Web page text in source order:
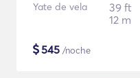
Yate de vela
39 ft
12 m
$545 /noche